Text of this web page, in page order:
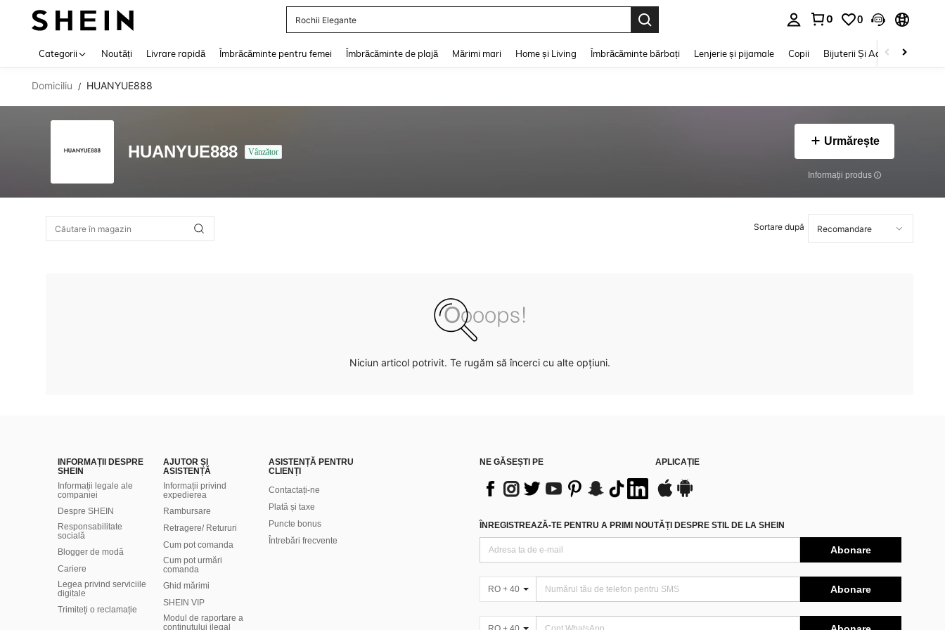
Rochii Elegante
0 0
Categorii Noutăți Livrare rapidă Îmbrăcăminte pentru femei Îmbrăcăminte de plajă Mărimi mari Home și Living Îmbrăcăminte bărbați Lenjerie și pijamale Copii Bijuterii Și Accesorii
Domiciliu / HUANYUE888
HUANYUE888 Vânzător
Urmărește
Informații produs
Sortare după
Niciun articol potrivit. Te rugăm să încerci cu alte opțiuni.
INFORMAȚII DESPRE
SHEIN
Informații legale ale
companiei
Despre SHEIN
Responsabilitate
socială
Blogger de modă
Cariere
Legea privind serviciile
digitale
Trimiteți o reclamație
AJUTOR ȘI
ASISTENȚĂ
Informații privind
expedierea
Rambursare
Retragere/ Retururi
Cum pot comanda
Cum pot urmări
comanda
Ghid mărimi
SHEIN VIP
Modul de raportare a
conținutului ilegal
ASISTENȚĂ PENTRU
CLIENȚI
Contactați-ne
Plată și taxe
Puncte bonus
Întrebări frecvente
NE GĂSEȘTI PE APLICAȚIE
ÎNREGISTREAZĂ-TE PENTRU A PRIMI NOUTĂȚI DESPRE STIL DE LA SHEIN
Abonare
RO + 40 Abonare